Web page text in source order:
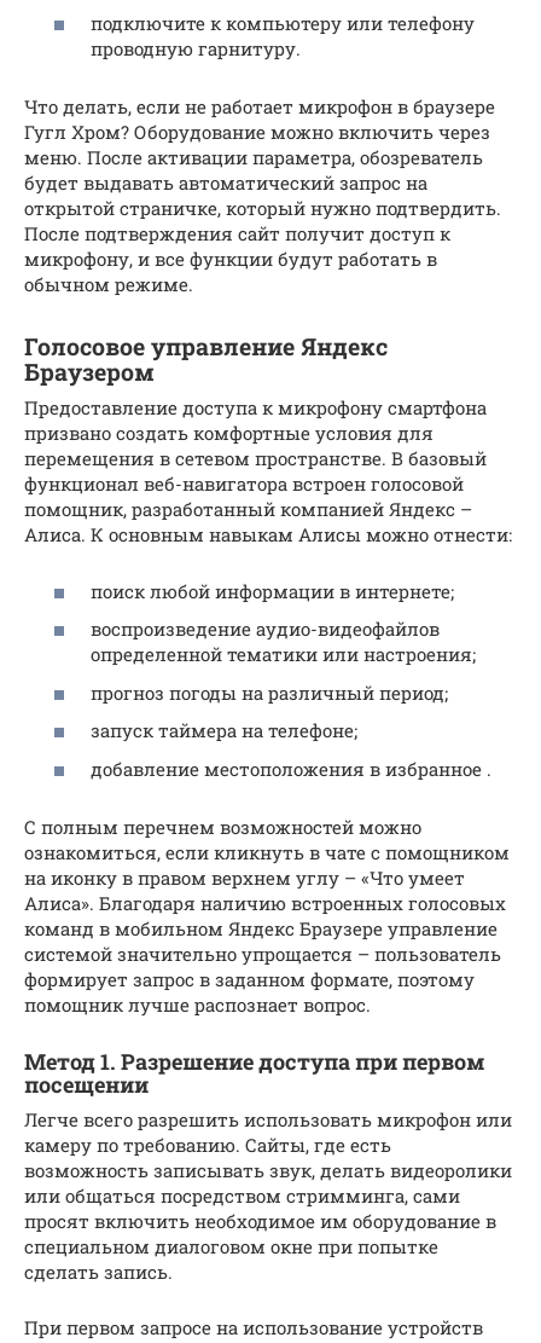
подключите к компьютеру или телефону
проводную гарнитуру.
Что делать, если не работает микрофон в браузере
Гугл Хром? Оборудование можно включить через
меню. После активации параметра, обозреватель
будет выдавать автоматический запрос на
открытой страничке, который нужно подтвердить.
После подтверждения сайт получит доступ к
микрофону, и все функции будут работать в
обычном режиме.
Голосовое управление Яндекс
Браузером
Предоставление доступа к микрофону смартфона
призвано создать комфортные условия для
перемещения в сетевом пространстве. В базовый
функционал веб-навигатора встроен голосовой
помощник, разработанный компанией Яндекс –
Алиса. К основным навыкам Алисы можно отнести:
поиск любой информации в интернете;
воспроизведение аудио-видеофайлов
определенной тематики или настроения;
прогноз погоды на различный период;
запуск таймера на телефоне;
добавление местоположения в избранное .
С полным перечнем возможностей можно
ознакомиться, если кликнуть в чате с помощником
на иконку в правом верхнем углу – «Что умеет
Алиса». Благодаря наличию встроенных голосовых
команд в мобильном Яндекс Браузере управление
системой значительно упрощается – пользователь
формирует запрос в заданном формате, поэтому
помощник лучше распознает вопрос.
Метод 1. Разрешение доступа при первом
посещении
Легче всего разрешить использовать микрофон или
камеру по требованию. Сайты, где есть
возможность записывать звук, делать видеоролики
или общаться посредством стримминга, сами
просят включить необходимое им оборудование в
специальном диалоговом окне при попытке
сделать запись.
При первом запросе на использование устройств